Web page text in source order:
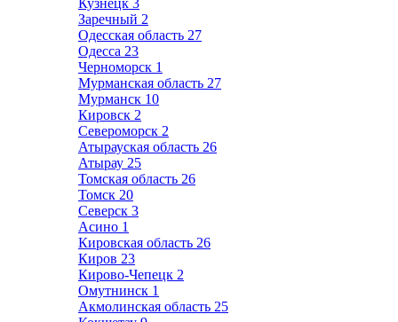
Кузнецк 3
Заречный 2
Одесская область 27
Одесса 23
Черноморск 1
Мурманская область 27
Мурманск 10
Кировск 2
Североморск 2
Атырауская область 26
Атырау 25
Томская область 26
Томск 20
Северск 3
Асино 1
Кировская область 26
Киров 23
Кирово-Чепецк 2
Омутнинск 1
Акмолинская область 25